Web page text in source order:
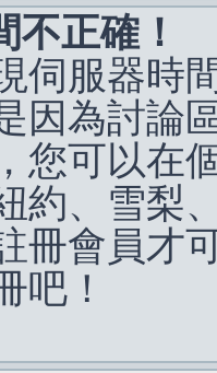
不正確！
伺服器時
因為討論
您可以在
約、雪梨
冊會員才
吧！